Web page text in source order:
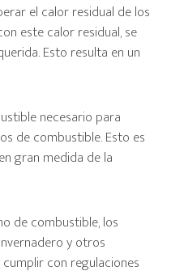
el calor residual de los
este calor residual, se
Esto resulta en un
necesario para
de combustible. Esto es
gran medida de la
de combustible, los
y otros
con regulaciones